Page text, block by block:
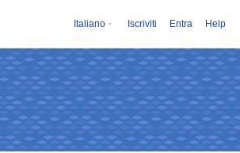
Italiano Iscriviti Entra Help